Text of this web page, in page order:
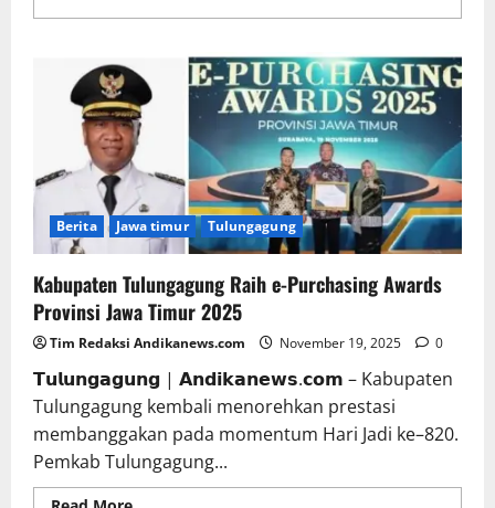
Berita Jawa timur Tulungagung
Kabupaten Tulungagung Raih e-Purchasing Awards
Provinsi Jawa Timur 2025
Tim Redaksi Andikanews.com November 19, 2025 0
𝗧𝘂𝗹𝘂𝗻𝗴𝗮𝗴𝘂𝗻𝗴 | 𝗔𝗻𝗱𝗶𝗸𝗮𝗻𝗲𝘄𝘀.𝗰𝗼𝗺 – Kabupaten
Tulungagung kembali menorehkan prestasi
membanggakan pada momentum Hari Jadi ke–820.
Pemkab Tulungagung...